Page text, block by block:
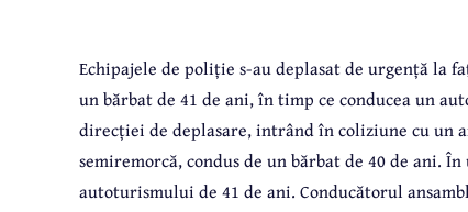
Echipajele de poliție s-au deplasat de urgență la
un bărbat de 41 de ani, în timp ce conducea un
direcției de deplasare, intrând în coliziune cu un
semiremorcă, condus de un bărbat de 40 de ani.
autoturismului de 41 de ani. Conducătorul